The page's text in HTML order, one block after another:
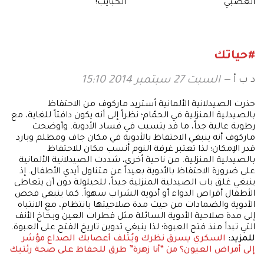
العصبي الحبايب!
#حياتك
د ب أ السبت 27 سبتمبر 2014 15:10
حذرت الصيدلانية الألمانية أستريد ماركوف من الاحتفاظ
بالصيدلية المنزلية في الحمّام؛ نظراً إلى أنه يكون دافئاً للغاية، مع
رطوبة عالية جداً، ما قد يتسبب في فساد الأدوية. وأوضحت
ماركوف أنه ينبغي الاحتفاظ بالأدوية في مكان جاف ومظلم وبارد
قدر الإمكان؛ لذا تعتبر غرفة النوم أنسب مكان للاحتفاظ
بالصيدلية المنزلية. من ناحية أخرى، شددت الصيدلانية الألمانية
على ضرورة الاحتفاظ بالأدوية بعيداً عن متناول أيدي الأطفال. إذ
ينبغي غلق باب الصيدلية المنزلية جيداً، للحيلولة دون أن يتعاطى
الأطفال أقراص الدواء أو أدوية الشراب سهواً. كما ينبغي فحص
الأدوية والضمادات من حيث مدة صلاحيتها بانتظام، مع الانتباه
إلى مدة صلاحية الأدوية السائلة مثل قطرات العين وبخاخ الأنف
التي تبدأ منذ فتح العبوة؛ لذا ينبغي تدوين تاريخ الفتح على العبوة.
للمزيد: السكري يسرق نظرك ويُتلف أعصابك الصداع مؤشر
إلى أمراض العيون؟ من “أنا زهرة” طرق للحفاظ على صحة رئتيك